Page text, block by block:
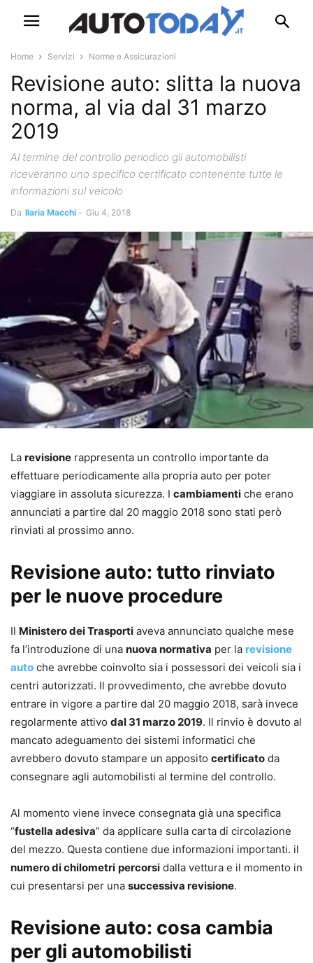
Home Servizi Norme e Assicurazioni
Revisione auto: slitta la nuova
norma, al via dal 31 marzo
2019
Al termine del controllo periodico gli automobilisti
riceveranno uno specifico certificato contenente tutte le
informazioni sul veicolo
Da Ilaria Macchi - Giu 4, 2018
La revisione rappresenta un controllo importante da
effettuare periodicamente alla propria auto per poter
viaggiare in assoluta sicurezza. I cambiamenti che erano
annunciati a partire dal 20 maggio 2018 sono stati però
rinviati al prossimo anno.
Revisione auto: tutto rinviato
per le nuove procedure
Il Ministero dei Trasporti aveva annunciato qualche mese
fa l’introduzione di una nuova normativa per la revisione
auto che avrebbe coinvolto sia i possessori dei veicoli sia i
centri autorizzati. Il provvedimento, che avrebbe dovuto
entrare in vigore a partire dal 20 maggio 2018, sarà invece
regolarmente attivo dal 31 marzo 2019. Il rinvio è dovuto al
mancato adeguamento dei sistemi informatici che
avrebbero dovuto stampare un apposito certificato da
consegnare agli automobilisti al termine del controllo.
Al momento viene invece consegnata già una specifica
“fustella adesiva” da applicare sulla carta di circolazione
del mezzo. Questa contiene due informazioni importanti. il
numero di chilometri percorsi dalla vettura e il momento in
cui presentarsi per una successiva revisione.
Revisione auto: cosa cambia
per gli automobilisti